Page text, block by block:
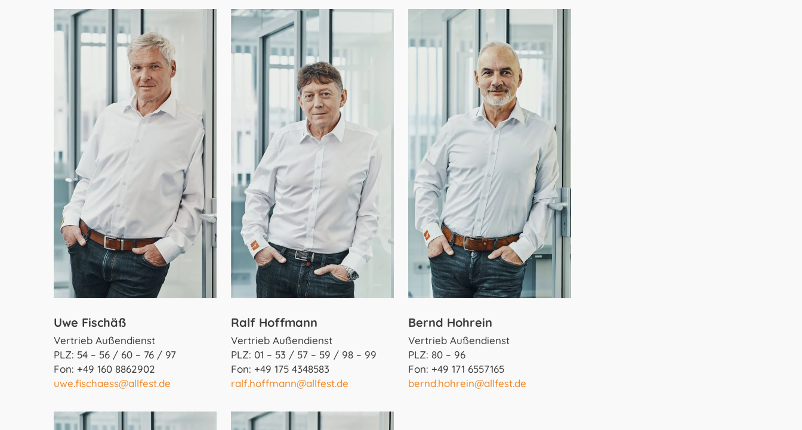
Uwe Fischäß
Vertrieb Außendienst
PLZ: 54 – 56 / 60 – 76 / 97
Fon: +49 160 8862902
uwe.fischaess@allfest.de
Ralf Hoffmann
Vertrieb Außendienst
PLZ: 01 – 53 / 57 – 59 / 98 – 99
Fon: +49 175 4348583
ralf.hoffmann@allfest.de
Bernd Hohrein
Vertrieb Außendienst
PLZ: 80 – 96
Fon: +49 171 6557165
bernd.hohrein@allfest.de